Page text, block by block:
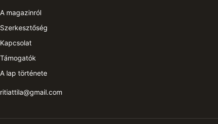
A magazinról
Szerkesztőség
Kapcsolat
Támogatók
A lap története
ritiattila@gmail.com